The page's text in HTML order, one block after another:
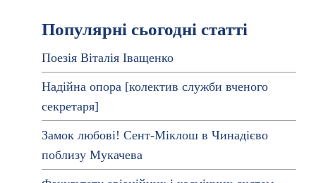
Популярні сьогодні статті
Поезія Віталія Іващенко
Надійна опора [колектив служби вченого
секретаря]
Замок любові! Сент-Міклош в Чинадієво
поблизу Мукачева